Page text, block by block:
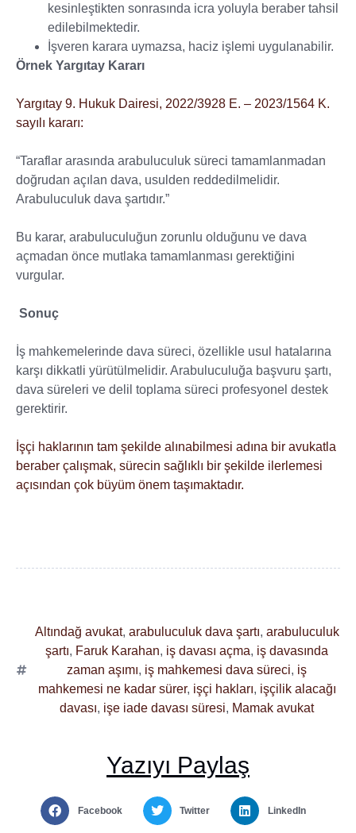
kesinleştikten sonrasında icra yoluyla beraber tahsil
edilebilmektedir.
İşveren karara uymazsa, haciz işlemi uygulanabilir.
Örnek Yargıtay Kararı
Yargıtay 9. Hukuk Dairesi, 2022/3928 E. – 2023/1564 K.
sayılı kararı:
“Taraflar arasında arabuluculuk süreci tamamlanmadan
doğrudan açılan dava, usulden reddedilmelidir.
Arabuluculuk dava şartıdır.”
Bu karar, arabuluculuğun zorunlu olduğunu ve dava
açmadan önce mutlaka tamamlanması gerektiğini
vurgular.
Sonuç
İş mahkemelerinde dava süreci, özellikle usul hatalarına
karşı dikkatli yürütülmelidir. Arabuluculuğa başvuru şartı,
dava süreleri ve delil toplama süreci profesyonel destek
gerektirir.
İşçi haklarının tam şekilde alınabilmesi adına bir avukatla
beraber çalışmak, sürecin sağlıklı bir şekilde ilerlemesi
açısından çok büyüm önem taşımaktadır.
Altındağ avukat, arabuluculuk dava şartı, arabuluculuk
şartı, Faruk Karahan, iş davası açma, iş davasında
zaman aşımı, iş mahkemesi dava süreci, iş
mahkemesi ne kadar sürer, işçi hakları, işçilik alacağı
davası, işe iade davası süresi, Mamak avukat
Yazıyı Paylaş
Facebook Twitter LinkedIn